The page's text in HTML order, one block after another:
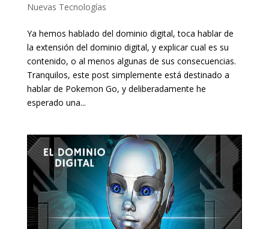
Nuevas Tecnologías
Ya hemos hablado del dominio digital, toca hablar de
la extensión del dominio digital, y explicar cual es su
contenido, o al menos algunas de sus consecuencias.
Tranquilos, este post simplemente está destinado a
hablar de Pokemon Go, y deliberadamente he
esperado una...